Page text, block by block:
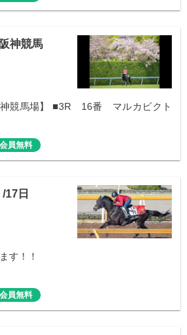
神競馬
競馬場】 ■3R 16番 マルカビクト
員無料
17日
す！！
員無料